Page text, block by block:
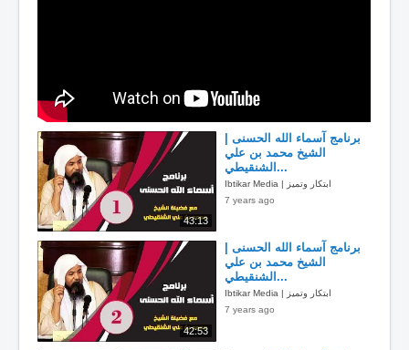
43:13
برنامج آسماء الله الحسنى |
الشيخ محمد بن علي
الشنقيطي...
Ibtikar Media | ابتكار وتميز
7 years ago
42:53
برنامج آسماء الله الحسنى |
الشيخ محمد بن علي
الشنقيطي...
Ibtikar Media | ابتكار وتميز
7 years ago